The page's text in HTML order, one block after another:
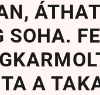
SOHA.
A